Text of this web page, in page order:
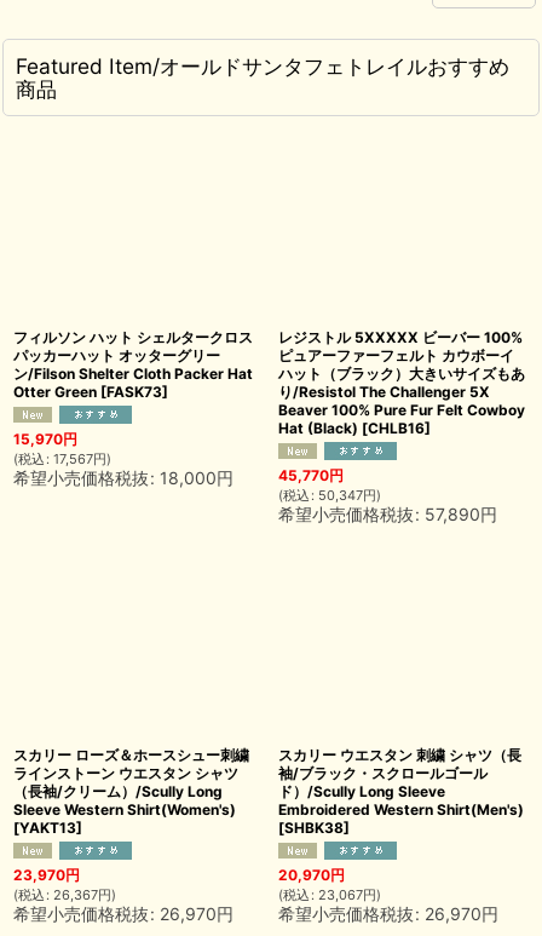
Featured Item/オールドサンタフェトレイルおすすめ
商品
フィルソン ハット シェルタークロス
パッカーハット オッターグリー
ン/Filson Shelter Cloth Packer Hat
Otter Green [FASK73]
15,970円
(税込 : 17,567円)
希望小売価格税抜: 18,000円
レジストル 5XXXXX ビーバー 100%
ピュアーファーフェルト カウボーイ
ハット（ブラック）大きいサイズもあ
り/Resistol The Challenger 5X
Beaver 100% Pure Fur Felt Cowboy
Hat (Black) [CHLB16]
45,770円
(税込 : 50,347円)
希望小売価格税抜: 57,890円
スカリー ローズ＆ホースシュー刺繍
ラインストーン ウエスタン シャツ
（長袖/クリーム）/Scully Long
Sleeve Western Shirt(Women's)
[YAKT13]
23,970円
(税込 : 26,367円)
希望小売価格税抜: 26,970円
スカリー ウエスタン 刺繍 シャツ（長
袖/ブラック・スクロールゴール
ド）/Scully Long Sleeve
Embroidered Western Shirt(Men's)
[SHBK38]
20,970円
(税込 : 23,067円)
希望小売価格税抜: 26,970円